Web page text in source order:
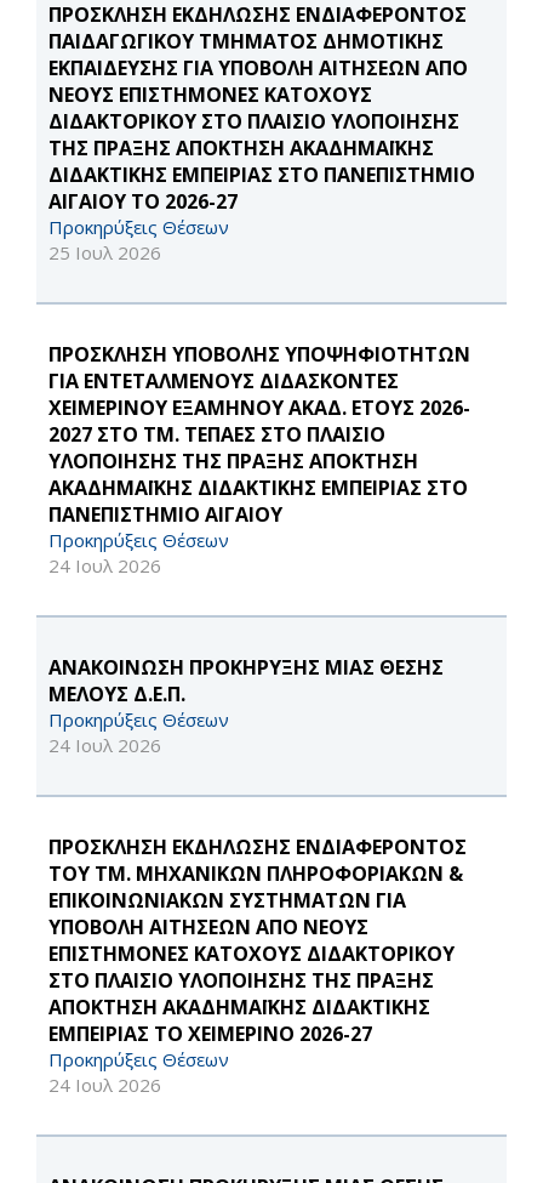
ΠΡΟΣΚΛΗΣΗ ΕΚΔΗΛΩΣΗΣ ΕΝΔΙΑΦΕΡΟΝΤΟΣ
ΠΑΙΔΑΓΩΓΙΚΟΥ ΤΜΗΜΑΤΟΣ ΔΗΜΟΤΙΚΗΣ
ΕΚΠΑΙΔΕΥΣΗΣ ΓΙΑ ΥΠΟΒΟΛΗ ΑΙΤΗΣΕΩΝ ΑΠΟ
ΝΕΟΥΣ ΕΠΙΣΤΗΜΟΝΕΣ ΚΑΤΟΧΟΥΣ
ΔΙΔΑΚΤΟΡΙΚΟΥ ΣΤΟ ΠΛΑΙΣΙΟ ΥΛΟΠΟΙΗΣΗΣ
ΤΗΣ ΠΡΑΞΗΣ ΑΠΟΚΤΗΣΗ ΑΚΑΔΗΜΑΪΚΗΣ
ΔΙΔΑΚΤΙΚΗΣ ΕΜΠΕΙΡΙΑΣ ΣΤΟ ΠΑΝΕΠΙΣΤΗΜΙΟ
ΑΙΓΑΙΟΥ ΤΟ 2026-27
Προκηρύξεις Θέσεων
25 Ιουλ 2026
ΠΡΟΣΚΛΗΣΗ ΥΠΟΒΟΛΗΣ ΥΠΟΨΗΦΙΟΤΗΤΩΝ
ΓΙΑ ΕΝΤΕΤΑΛΜΕΝΟΥΣ ΔΙΔΑΣΚΟΝΤΕΣ
ΧΕΙΜΕΡΙΝΟΥ ΕΞΑΜΗΝΟΥ ΑΚΑΔ. ΕΤΟΥΣ 2026-
2027 ΣΤΟ ΤΜ. ΤΕΠΑΕΣ ΣΤΟ ΠΛΑΙΣΙΟ
ΥΛΟΠΟΙΗΣΗΣ ΤΗΣ ΠΡΑΞΗΣ ΑΠΟΚΤΗΣΗ
ΑΚΑΔΗΜΑΪΚΗΣ ΔΙΔΑΚΤΙΚΗΣ ΕΜΠΕΙΡΙΑΣ ΣΤΟ
ΠΑΝΕΠΙΣΤΗΜΙΟ ΑΙΓΑΙΟΥ
Προκηρύξεις Θέσεων
24 Ιουλ 2026
ΑΝΑΚΟΙΝΩΣΗ ΠΡΟΚΗΡΥΞΗΣ ΜΙΑΣ ΘΕΣΗΣ
ΜΕΛΟΥΣ Δ.Ε.Π.
Προκηρύξεις Θέσεων
24 Ιουλ 2026
ΠΡΟΣΚΛΗΣΗ ΕΚΔΗΛΩΣΗΣ ΕΝΔΙΑΦΕΡΟΝΤΟΣ
ΤΟΥ ΤΜ. ΜΗΧΑΝΙΚΩΝ ΠΛΗΡΟΦΟΡΙΑΚΩΝ &
ΕΠΙΚΟΙΝΩΝΙΑΚΩΝ ΣΥΣΤΗΜΑΤΩΝ ΓΙΑ
ΥΠΟΒΟΛΗ ΑΙΤΗΣΕΩΝ ΑΠΟ ΝΕΟΥΣ
ΕΠΙΣΤΗΜΟΝΕΣ ΚΑΤΟΧΟΥΣ ΔΙΔΑΚΤΟΡΙΚΟΥ
ΣΤΟ ΠΛΑΙΣΙΟ ΥΛΟΠΟΙΗΣΗΣ ΤΗΣ ΠΡΑΞΗΣ
ΑΠΟΚΤΗΣΗ ΑΚΑΔΗΜΑΪΚΗΣ ΔΙΔΑΚΤΙΚΗΣ
ΕΜΠΕΙΡΙΑΣ ΤΟ ΧΕΙΜΕΡΙΝΟ 2026-27
Προκηρύξεις Θέσεων
24 Ιουλ 2026